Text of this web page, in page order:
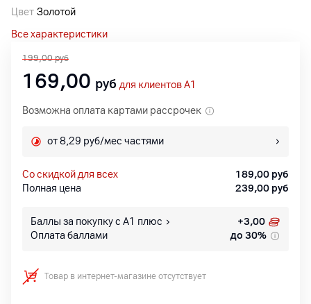
Цвет Золотой
Все характеристики
199,00 руб
169,00 руб для клиентов A1
Возможна оплата картами рассрочек
от 8,29 руб/мес частями
со скидкой для всех 189,00 руб
Полная цена
239,00 руб
Баллы за покупку с А1 плюс +3,00
Оплата баллами
до 30%
Товар в интернет-магазине отсутствует